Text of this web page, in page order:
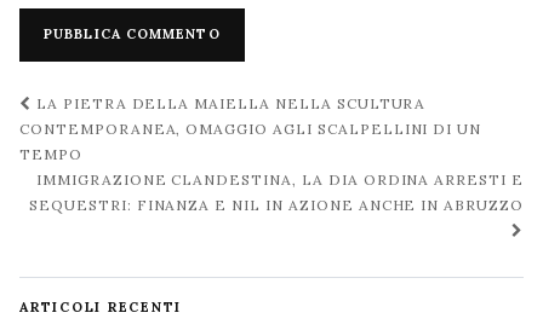
Navigazione
post
LA PIETRA DELLA MAIELLA NELLA SCULTURA
CONTEMPORANEA, OMAGGIO AGLI SCALPELLINI DI UN
TEMPO
IMMIGRAZIONE CLANDESTINA, LA DIA ORDINA ARRESTI E
SEQUESTRI: FINANZA E NIL IN AZIONE ANCHE IN ABRUZZO
ARTICOLI RECENTI